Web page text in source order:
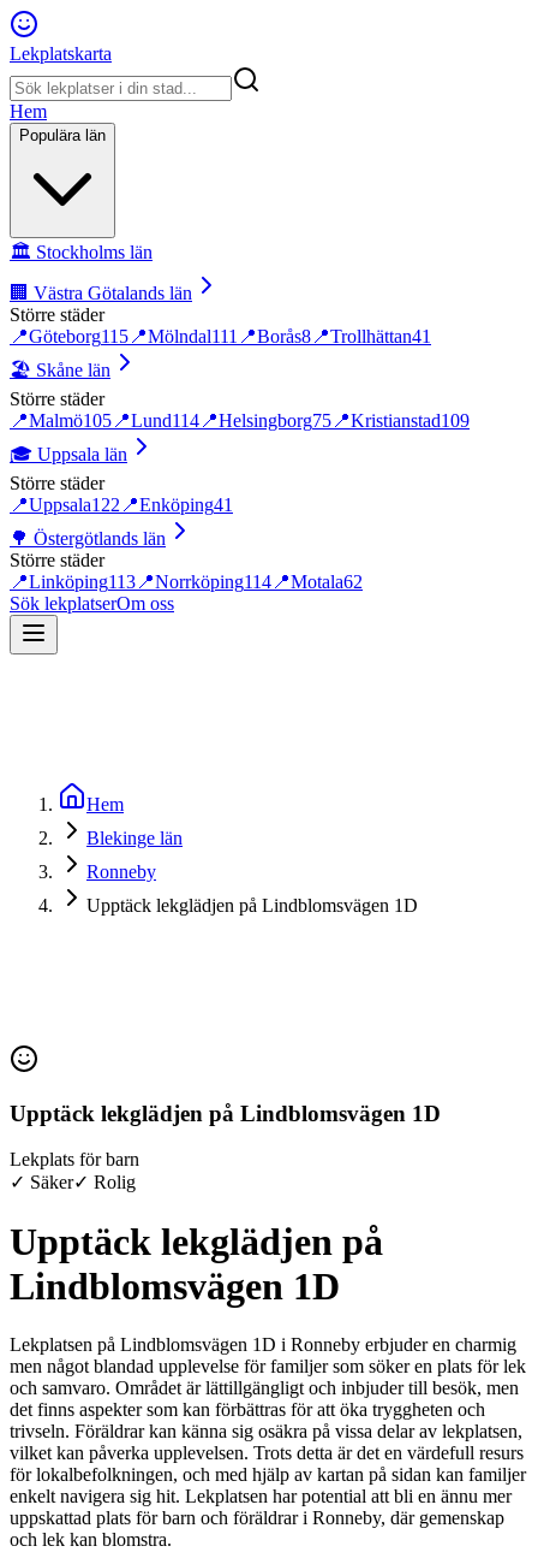
Lekplatskarta
Hem
Populära län
🏛️ Stockholms län
🏢 Västra Götalands län
Större städer
📍Göteborg115 📍Mölndal111 📍Borås8 📍Trollhättan41
🏖️ Skåne län
Större städer
📍Malmö105 📍Lund114 📍Helsingborg75 📍Kristianstad109
🎓 Uppsala län
Större städer
📍Uppsala122 📍Enköping41
🌳 Östergötlands län
Större städer
📍Linköping113 📍Norrköping114 📍Motala62
Sök lekplatserOm oss
Hem
Blekinge län
Ronneby
Upptäck lekglädjen på Lindblomsvägen 1D
Upptäck lekglädjen på Lindblomsvägen 1D
Lekplats för barn
✓ Säker✓ Rolig
Upptäck lekglädjen på
Lindblomsvägen 1D
Lekplatsen på Lindblomsvägen 1D i Ronneby erbjuder en charmig
men något blandad upplevelse för familjer som söker en plats för lek
och samvaro. Området är lättillgängligt och inbjuder till besök, men
det finns aspekter som kan förbättras för att öka tryggheten och
trivseln. Föräldrar kan känna sig osäkra på vissa delar av lekplatsen,
vilket kan påverka upplevelsen. Trots detta är det en värdefull resurs
för lokalbefolkningen, och med hjälp av kartan på sidan kan familjer
enkelt navigera sig hit. Lekplatsen har potential att bli en ännu mer
uppskattad plats för barn och föräldrar i Ronneby, där gemenskap
och lek kan blomstra.